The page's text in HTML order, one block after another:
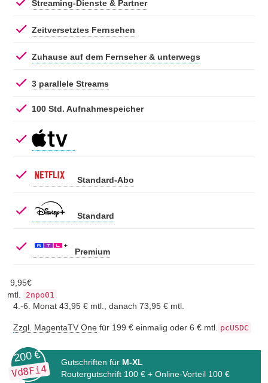
Streaming-Dienste & Partner
Zeitversetztes Fernsehen
Zuhause auf dem Fernseher & unterwegs
3 parallele Streams
100 Std. Aufnahmespeicher
Standard-Abo
Standard
Premium
9, 95€
mtl.
2npo01
4.-6. Monat 43,95 € mtl., danach 73,95 € mtl.
Zzgl. MagentaTV One für 199 € einmalig oder 6 € mtl. pcUSDC
200 €
Vd8Fi4
Gutschriften für M-XL
Routergutschrift 100 € + Online-Vorteil 100 €